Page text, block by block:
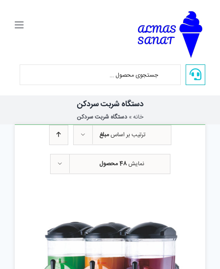
content
دستگاه شربت سردکن
خانه» دستگاه شربت سردکن
ترتیب بر اساسمبلغ
نمایش48 محصول